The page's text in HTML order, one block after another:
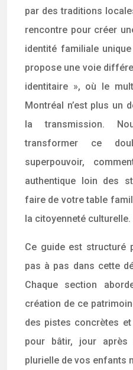
par des traditions
rencontre pour créer
identité familiale
propose une voie
identitaire », où le
Montréal n’est plus un
la transmission.
transformer ce
superpouvoir,
authentique loin des
faire de votre table
la citoyenneté culturelle.
Ce guide est structuré
pas à pas dans cette
Chaque section
création de ce
des pistes concrètes
pour bâtir, jour après
plurielle de vos enfants